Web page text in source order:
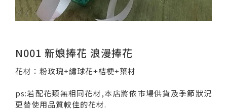
N001 新娘捧花 浪漫捧花
花材：粉玫瑰+繡球花+桔梗+葉材
ps:若配花類無相同花材,本店將依市場供貨及季節狀況
更替使用品質較佳的花材.